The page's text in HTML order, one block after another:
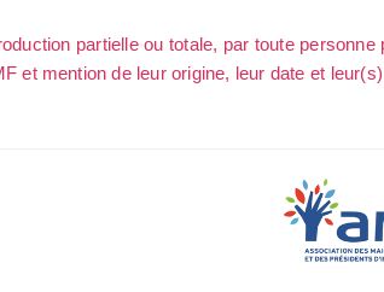
partielle ou totale, par toute
et mention de leur origine, leur date et